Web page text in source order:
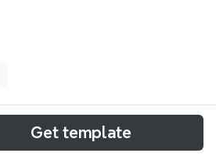
Get template